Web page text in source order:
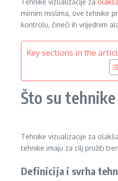
Tehnike vizualizacije za
mirnim mislima, ove tehnike
kontrolu, čineći ih vrijednim
Key sections in the
Što su
Tehnike vizualizacije za
tehnike imaju za cilj pružiti
Definicija i svrha